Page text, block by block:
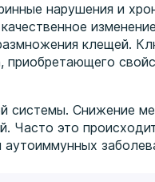
нарушения и
клещей.
системы. Снижение
Часто это
аутоиммунных